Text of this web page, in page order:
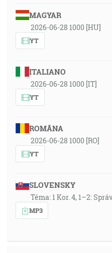
MAGYAR
2026-06-28 1000 [HU]
YT
ITALIANO
2026-06-28 1000 [IT]
YT
ROMÂNA
2026-06-28 1000 [RO]
YT
SLOVENSKY
Téma: 1 Kor. 4, 1–2:
MP3